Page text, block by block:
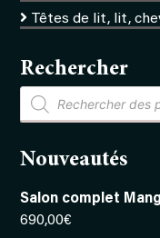
Têtes de lit, lit,
Rechercher
Recherche
de
produits
Nouveautés
Salon complet
690,00€